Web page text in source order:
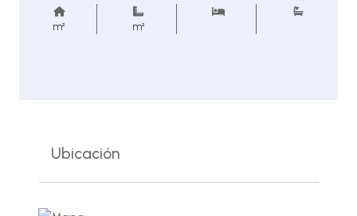
m² m²
Ubicación